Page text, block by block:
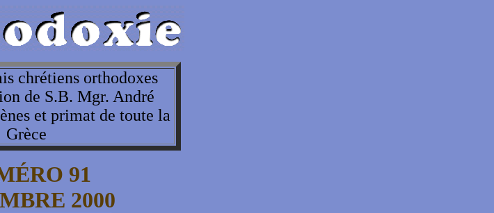
chrétiens orthodoxes
de S.B. Mgr. André
et primat de toute la
Grèce
91
2000